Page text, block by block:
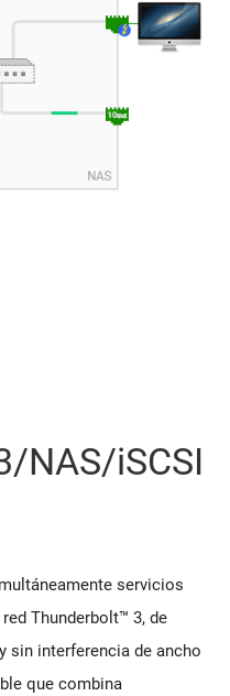
NAS/iSCSI
servicios
Thunderbolt™ 3, de
sin interferencia de ancho
que combina